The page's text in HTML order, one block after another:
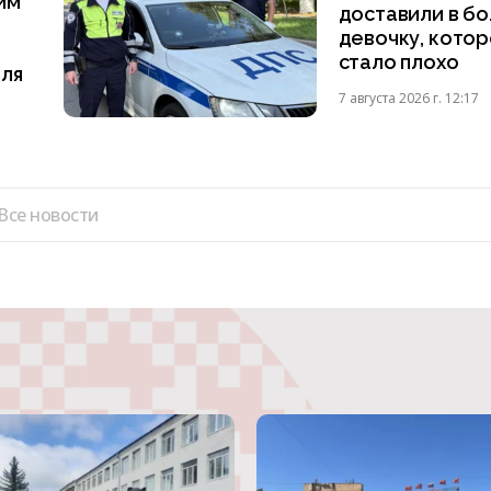
доставили в
девочку,
стало плохо
7 августа 2026 г. 12:17
новости